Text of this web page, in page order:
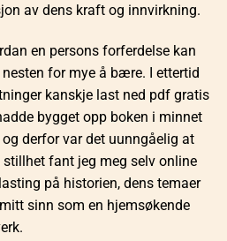
av dens kraft og innvirkning.
en persons forferdelse kan
for mye å bære. I ettertid
kanskje last ned pdf gratis
bygget opp boken i minnet
derfor var det uunngåelig at
fant jeg meg selv online
på historien, dens temaer
sinn som en hjemsøkende